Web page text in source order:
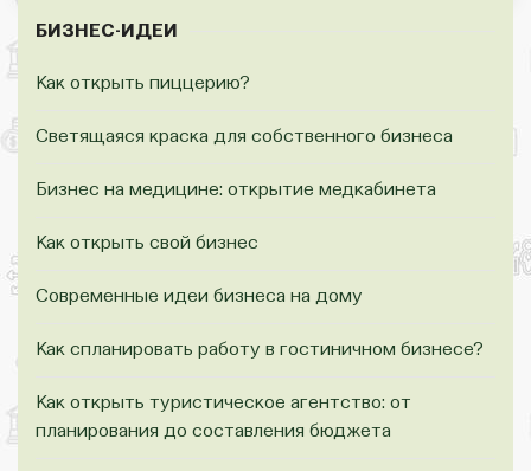
БИЗНЕС-ИДЕИ
Как открыть пиццерию?
Светящаяся краска для собственного бизнеса
Бизнес на медицине: открытие медкабинета
Как открыть свой бизнес
Современные идеи бизнеса на дому
Как спланировать работу в гостиничном бизнесе?
Как открыть туристическое агентство: от
планирования до составления бюджета